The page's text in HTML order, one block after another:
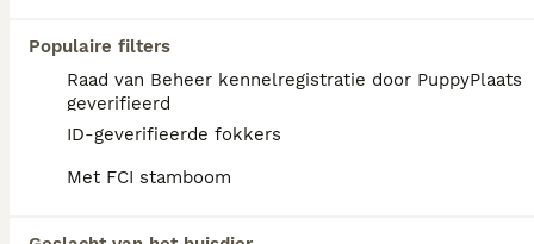
Populaire filters
Raad van Beheer kennelregistratie door PuppyPlaats
geverifieerd
ID-geverifieerde fokkers
Met FCI stamboom
Tilburg (48.9km)